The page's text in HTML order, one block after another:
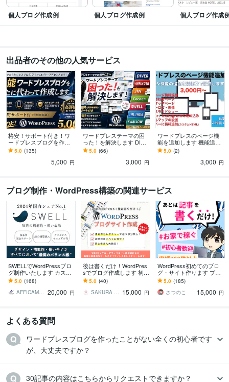
個人ブログ作成例 個人ブログ作成例 個人ブログ作成
出品者のその他の人気サービス
格安！サポート付き！ワ
ードプレスブログを作成
します 初心者も安心！す
ぐに記事を書ける状態で
5.0 (135)
5,000 円
ワードプレステーマの困
った！を解決します DIVE
R、JIN、Cocoon等設定で
お悩みの方をサポート
5.0 (66)
3,000 円
ワードプレスのページ機
能を追加します 機能追加
を低価格で提供します！
5.0 (2)
3,000 円
ブログ制作・WordPress構築の関連サービス
SWELLでWordPressブロ
グ制作いたします カスタ
マイズ途中の方も対応さ
せていただきます！
5.0 (168)
AFFICAMP ブログ・HP制作 20,000 円
後は書くだけ！WordPres
sでブログ作成します 初期
設定丸々込！集客効果の
ある文章レクチャーまで
行います。
5.0 (40)
SAKURA INT 15,000 円
WordPress初めてのブロ
グ・サイト作ります ブロ
グ開設丸投げOK！納品時
ビデオチャットレクチャ
ー大好評！
5.0 (185)
さつのこ
15,000 円
よくある質問
ワードプレスブログを作ったことがない全くの初心者です
が、大丈夫ですか？
30記事の内容はこちらからリクエストできますか？